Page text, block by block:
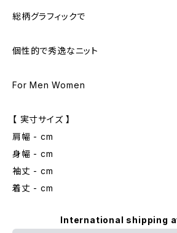
総柄グラフィックで
個性的で秀逸なニット
For Men Women
【 実寸サイズ 】
肩幅 - cm
身幅 - cm
袖丈 - cm
着丈 - cm
International shipping